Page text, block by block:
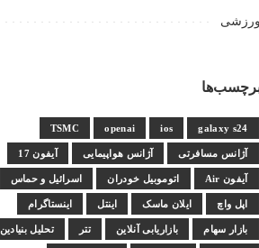
ورزشی
galaxy s24
ios
openai
TSMC
آژانس مسافرتی آژانس هواپیمایی آیفون 17
آیفون Air اتوموبیل خودران اسرائیل و حماس
اپل واچ ایلان ماسک اینتل اینستاگرام
بازار سهام بازاریابی آنلاین تتر تحلیل بنیادین